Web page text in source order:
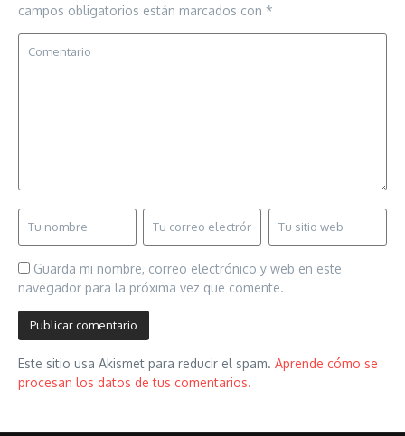
campos obligatorios están marcados con *
Guarda mi nombre, correo electrónico y web en este
navegador para la próxima vez que comente.
Este sitio usa Akismet para reducir el spam. Aprende cómo se
procesan los datos de tus comentarios.